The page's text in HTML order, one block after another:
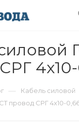
— Кабель силовой
провод СРГ 4х10-